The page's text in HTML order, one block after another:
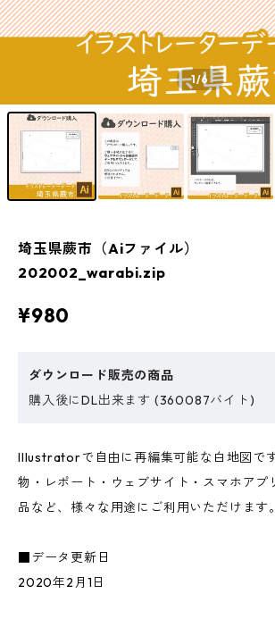
1/6
埼玉県蕨市（Aiファイル）
202002_warabi.zip
¥980
ダウンロード販売の商品
購入後にDL出来ます (360087バイト)
Illustratorで自由に再編集可能な白地図で
物・レポート・ウェブサイト・スマホアプ
品など、様々な用途にご利用いただけます。
■データ更新日
2020年2月1日